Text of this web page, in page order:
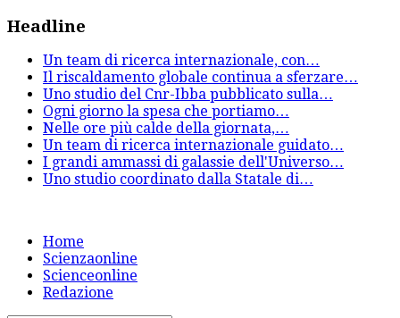
Headline
Un team di ricerca internazionale, con…
Il riscaldamento globale continua a sferzare…
Uno studio del Cnr-Ibba pubblicato sulla…
Ogni giorno la spesa che portiamo…
Nelle ore più calde della giornata,…
Un team di ricerca internazionale guidato…
I grandi ammassi di galassie dell'Universo…
Uno studio coordinato dalla Statale di…
Home
Scienzaonline
Scienceonline
Redazione